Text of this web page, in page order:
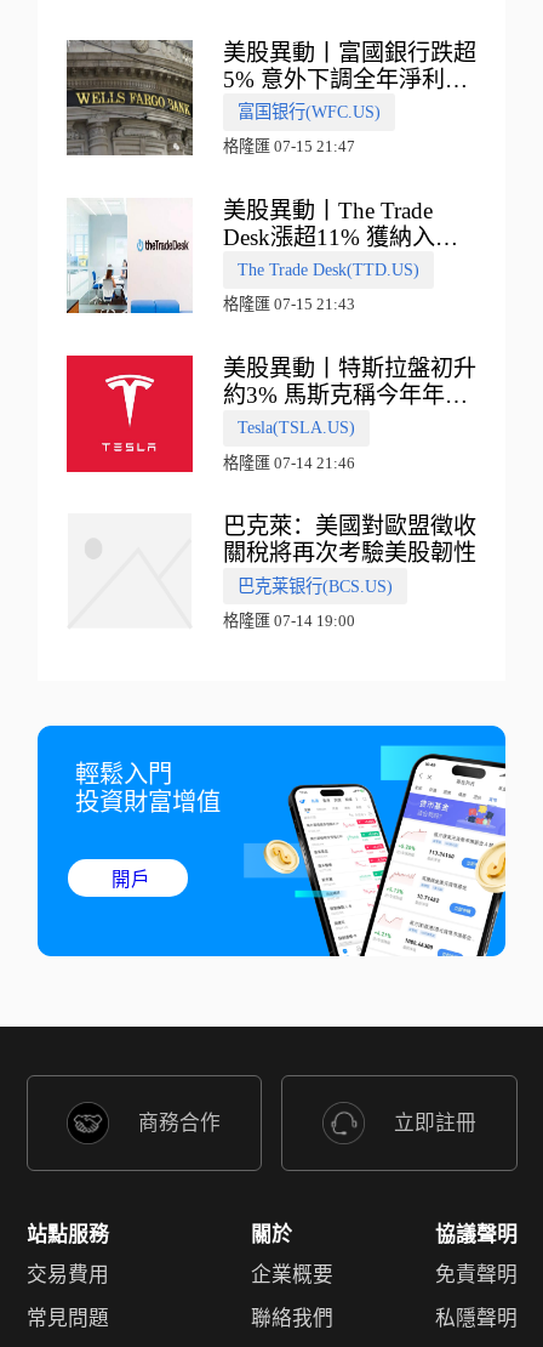
美股異動丨富國銀行跌超
5% 意外下調全年淨利息
收入指引
富国银行(WFC.US)
格隆匯 07-15 21:47
美股異動丨The Trade
Desk漲超11% 獲納入標
普500指數
The Trade Desk(TTD.US)
格隆匯 07-15 21:43
美股異動丨特斯拉盤初升
約3% 馬斯克稱今年年底
會有‘史詩級震撼’的演示
Tesla(TSLA.US)
格隆匯 07-14 21:46
巴克萊：美國對歐盟徵收
關稅將再次考驗美股韌性
巴克莱银行(BCS.US)
格隆匯 07-14 19:00
輕鬆入門
投資財富增值
開戶
商務合作 立即註冊
站點服務
交易費用
常見問題
關於
企業概要
聯絡我們
協議聲明
免責聲明
私隱聲明